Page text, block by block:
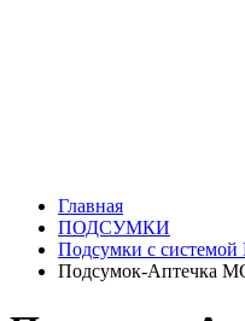
Главная
ПОДСУМКИ
Подсумки с
Подсумок-Аптечка